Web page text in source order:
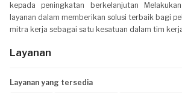
kepada peningkatan berkelanjutan
layanan dalam memberikan solusi terbaik bagi
mitra kerja sebagai satu kesatuan dalam tim
Layanan
Layanan yang tersedia